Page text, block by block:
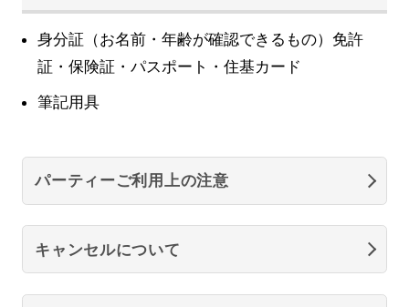
身分証（お名前・年齢が確認できるもの）免許
証・保険証・パスポート・住基カード
筆記用具
パーティーご利用上の注意
キャンセルについて